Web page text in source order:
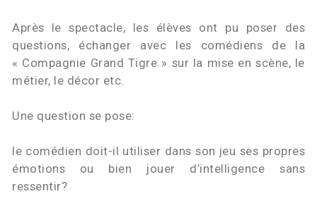
Après le spectacle, les élèves ont pu poser des
questions, échanger avec les comédiens de la
« Compagnie Grand Tigre » sur la mise en scène, le
métier, le décor etc.
Une question se pose:
le comédien doit-il utiliser dans son jeu ses propres
émotions ou bien jouer d’intelligence sans
ressentir?